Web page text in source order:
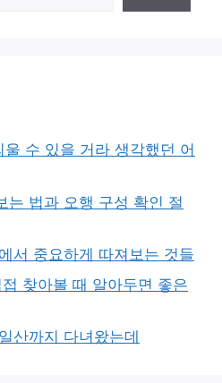
수 있을 거라 생각했던 어
는 법과 오행 구성 확인 절
서 중요하게 따져보는 것들
찾아볼 때 알아두면 좋은
산까지 다녀왔는데